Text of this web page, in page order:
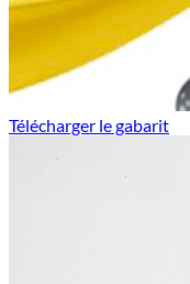
Télécharger le gabarit